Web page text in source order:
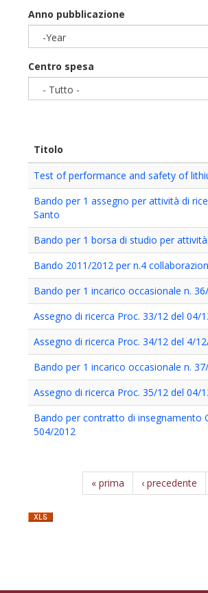
Anno pubblicazione
-Year
Centro spesa
- Tutto -
Titolo
Test of performance and safety of
Bando per 1 assegno per attività di
Santo
Bando per 1 borsa di studio per
Bando 2011/2012 per n.4
Bando per 1 incarico occasionale n.
Assegno di ricerca Proc. 33/12 del 04/
Assegno di ricerca Proc. 34/12 del 4/
Bando per 1 incarico occasionale n.
Assegno di ricerca Proc. 35/12 del 04/
Bando per contratto di insegnamento
504/2012
« prima ‹ precedente